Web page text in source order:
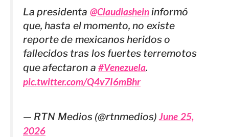
La presidenta @Claudiasheininformó
que, hasta el momento, no existe
reporte de mexicanos heridos o
fallecidos tras los fuertes terremotos
que afectaron a #Venezuela.
pic.twitter.com/Q4v7I6mBhr
— RTN Medios (@rtnmedios)June 25,
2026